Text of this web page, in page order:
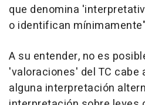
que denomina
o identifican
A su entender, no es
'valoraciones' del TC cabe
alguna interpretación